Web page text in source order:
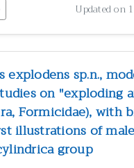
Updated on
explodens sp.n.,
on "exploding
Formicidae), with
illustrations of
group